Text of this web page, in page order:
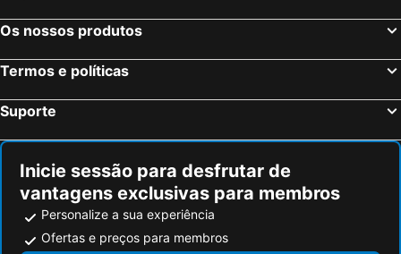
Os nossos produtos
Termos e políticas
Suporte
Inicie sessão para desfrutar de
vantagens exclusivas para membros
Personalize a sua experiência
Ofertas e preços para membros